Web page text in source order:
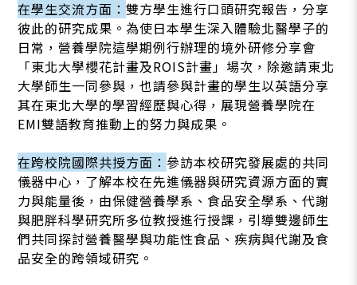
在學生交流方面：雙方學生進行口頭研究報告，分享
彼此的研究成果。為使日本學生深入體驗北醫學子的
日常，營養學院這學期例行辦理的境外研修分享會
「東北大學櫻花計畫及ROIS計畫」場次，除邀請東北
大學師生一同參與，也請參與計畫的學生以英語分享
其在東北大學的學習經歷與心得，展現營養學院在
EMI雙語教育推動上的努力與成果。
在跨校院國際共授方面：參訪本校研究發展處的共同
儀器中心，了解本校在先進儀器與研究資源方面的實
力與能量後，由保健營養學系、食品安全學系、代謝
與肥胖科學研究所多位教授進行授課，引導雙邊師生
們共同探討營養醫學與功能性食品、疾病與代謝及食
品安全的跨領域研究。